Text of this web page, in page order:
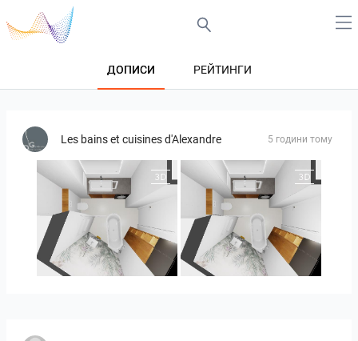
ДОПИСИ РЕЙТИНГИ
Les bains et cuisines d'Alexandre 5 години тому
MOULIN MOULIN 2